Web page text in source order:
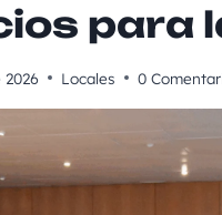
para
2026 Locales 0